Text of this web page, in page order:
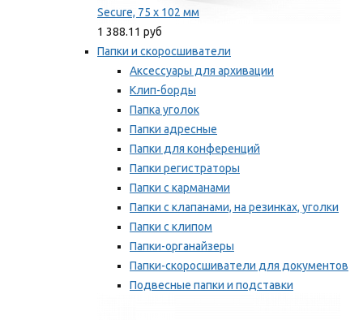
Secure, 75 х 102 мм
1 388.11 руб
Папки и скоросшиватели
Аксессуары для архивации
Клип-борды
Папка уголок
Папки адресные
Папки для конференций
Папки регистраторы
Папки с карманами
Папки с клапанами, на резинках, уголки
Папки с клипом
Папки-органайзеры
Папки-скоросшиватели для документов
Подвесные папки и подставки